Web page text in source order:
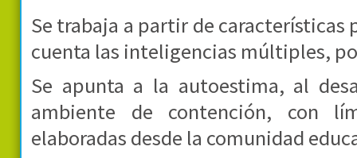
Se trabaja a partir de características
cuenta las inteligencias múltiples,
Se apunta a la autoestima, al
ambiente de contención, con
elaboradas desde la comunidad